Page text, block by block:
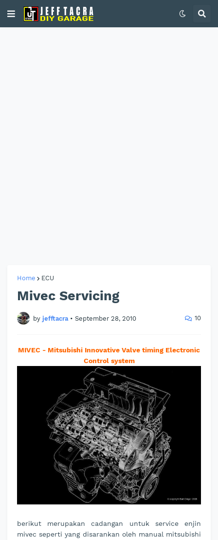
Home ECU
Mivec Servicing
by jefftacra • September 28, 2010 10
MIVEC - Mitsubishi Innovative Valve timing Electronic
Control system
berikut merupakan cadangan untuk service enjin
mivec seperti yang disarankan oleh manual mitsubishi